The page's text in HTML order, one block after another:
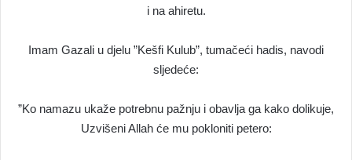
i na ahiretu.
Imam Gazali u djelu ”Kešfi Kulub”, tumačeći hadis, navodi
sljedeće:
”Ko namazu ukaže potrebnu pažnju i obavlja ga kako dolikuje,
Uzvišeni Allah će mu pokloniti petero: